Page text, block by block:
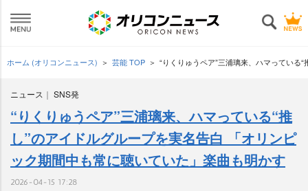
ホーム (オリコンニュース) 芸能 TOP “りくりゅうペア”三浦璃来、ハマっている
ニュース SNS発
“りくりゅうペア”三浦璃来、ハマっている“推
し”のアイドルグループを実名告白 「オリンピ
ック期間中も常に聴いていた」楽曲も明かす
2026-04-15 17:28